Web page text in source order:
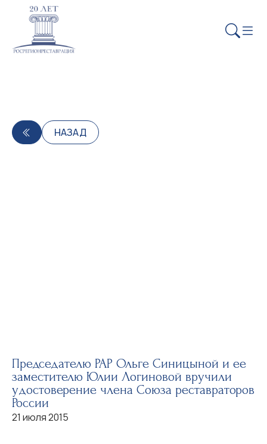
НАЗАД
Председателю РАР Ольге Синицыной и ее
заместителю Юлии Логиновой вручили
удостоверение члена Союза реставраторов
России
21 июля 2015